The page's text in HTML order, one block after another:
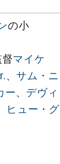
の小
マイケ
、 サム・ニ
ー、 デヴィ
ヒュー・グ